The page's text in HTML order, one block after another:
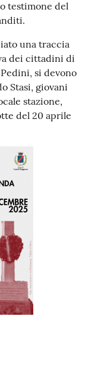
testimone del
una traccia
dei cittadini di
si devono
Stasi, giovani
stazione,
del 20 aprile